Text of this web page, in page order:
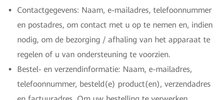
Contactgegevens: Naam, e-mailadres, telefoonnummer
en postadres, om contact met u op te nemen en, indien
nodig, om de bezorging / afhaling van het apparaat te
regelen of u van ondersteuning te voorzien.
Bestel- en verzendinformatie: Naam, e-mailadres,
telefoonnummer, besteld(e) product(en), verzendadres